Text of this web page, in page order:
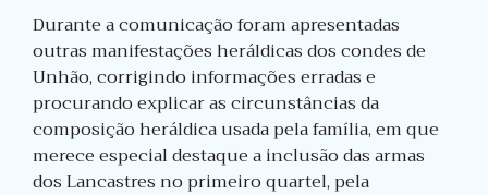
Durante a comunicação foram apresentadas
outras manifestações heráldicas dos condes de
Unhão, corrigindo informações erradas e
procurando explicar as circunstâncias da
composição heráldica usada pela família, em que
merece especial destaque a inclusão das armas
dos Lancastres no primeiro quartel, pela